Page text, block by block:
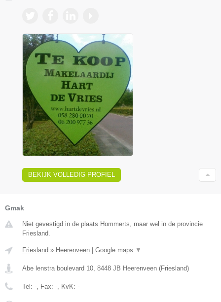
BEKIJK VOLLEDIG PROFIEL
Gmak
Niet gevestigd in de plaats Hommerts, maar wel in de provincie
Friesland.
Friesland » Heerenveen Google maps ▼
Abe lenstra boulevard 10, 8448 JB Heerenveen (Friesland)
Tel: -, Fax: -, KvK: -